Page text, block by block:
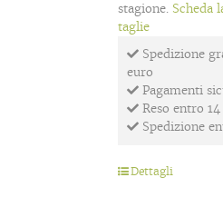
stagione. Scheda
taglie
Spedizione
euro
Pagamenti
Reso entro
Spedizione
Dettagli